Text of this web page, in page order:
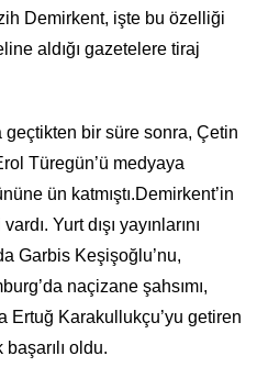
Demirkent, işte bu özelliği
aldığı gazetelere tiraj
geçtikten bir süre sonra, Çetin
Türegün’ü medyaya
ün katmıştı.Demirkent’in
Yurt dışı yayınlarını
Garbis Keşişoğlu’nu,
naçizane şahsımı,
Ertuğ Karakullukçu’yu getiren
oldu.